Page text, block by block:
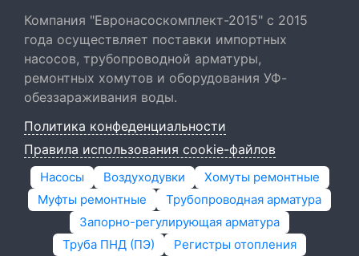
Компания "Евронасоскомплект-2015" с 2015
года осуществляет поставки импортных
насосов, трубопроводной арматуры,
ремонтных хомутов и оборудования УФ-
обеззараживания воды.
Политика конфеденциальности
Правила использования cookie-файлов
Насосы Воздуходувки
Хомуты ремонтные
Муфты ремонтные
Трубопроводная арматура
Запорно-регулирующая арматура
Труба ПНД (ПЭ)
Регистры отопления